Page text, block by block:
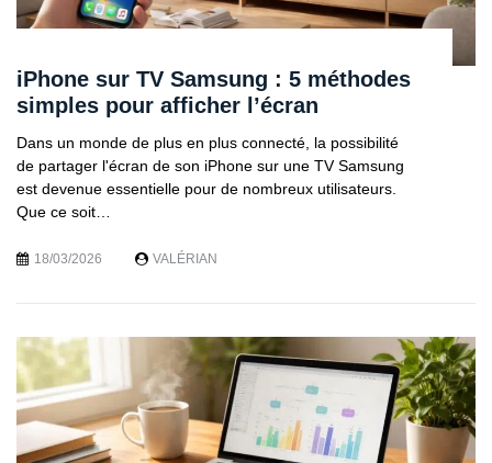
iPhone sur TV Samsung : 5 méthodes
simples pour afficher l’écran
Dans un monde de plus en plus connecté, la possibilité
de partager l'écran de son iPhone sur une TV Samsung
est devenue essentielle pour de nombreux utilisateurs.
Que ce soit…
18/03/2026 VALÉRIAN